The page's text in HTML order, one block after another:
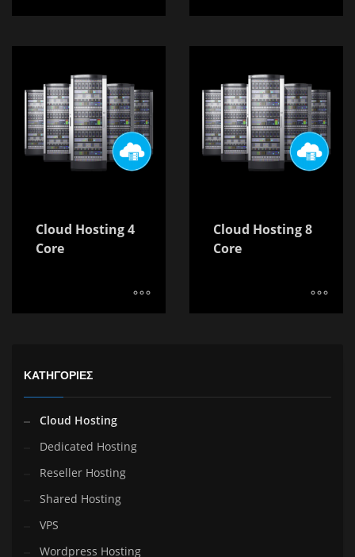
Cloud Hosting 4
Core
Cloud Hosting 8
Core
ΚΑΤΗΓΟΡΊΕΣ
Cloud Hosting
Dedicated Hosting
Reseller Hosting
Shared Hosting
VPS
Wordpress Hosting